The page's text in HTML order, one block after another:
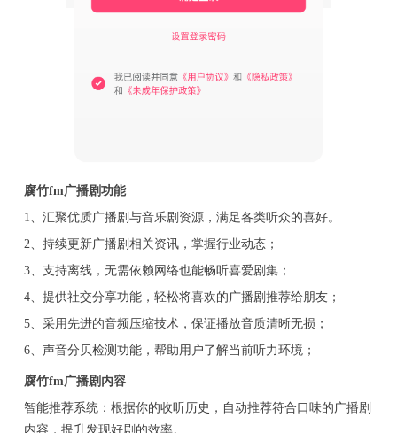
腐竹fm广播剧功能
1、汇聚优质广播剧与音乐剧资源，满足各类听众的喜好。
2、持续更新广播剧相关资讯，掌握行业动态；
3、支持离线，无需依赖网络也能畅听喜爱剧集；
4、提供社交分享功能，轻松将喜欢的广播剧推荐给朋友；
5、采用先进的音频压缩技术，保证播放音质清晰无损；
6、声音分贝检测功能，帮助用户了解当前听力环境；
腐竹fm广播剧内容
智能推荐系统：根据你的收听历史，自动推荐符合口味的广播剧
内容，提升发现好剧的效率。